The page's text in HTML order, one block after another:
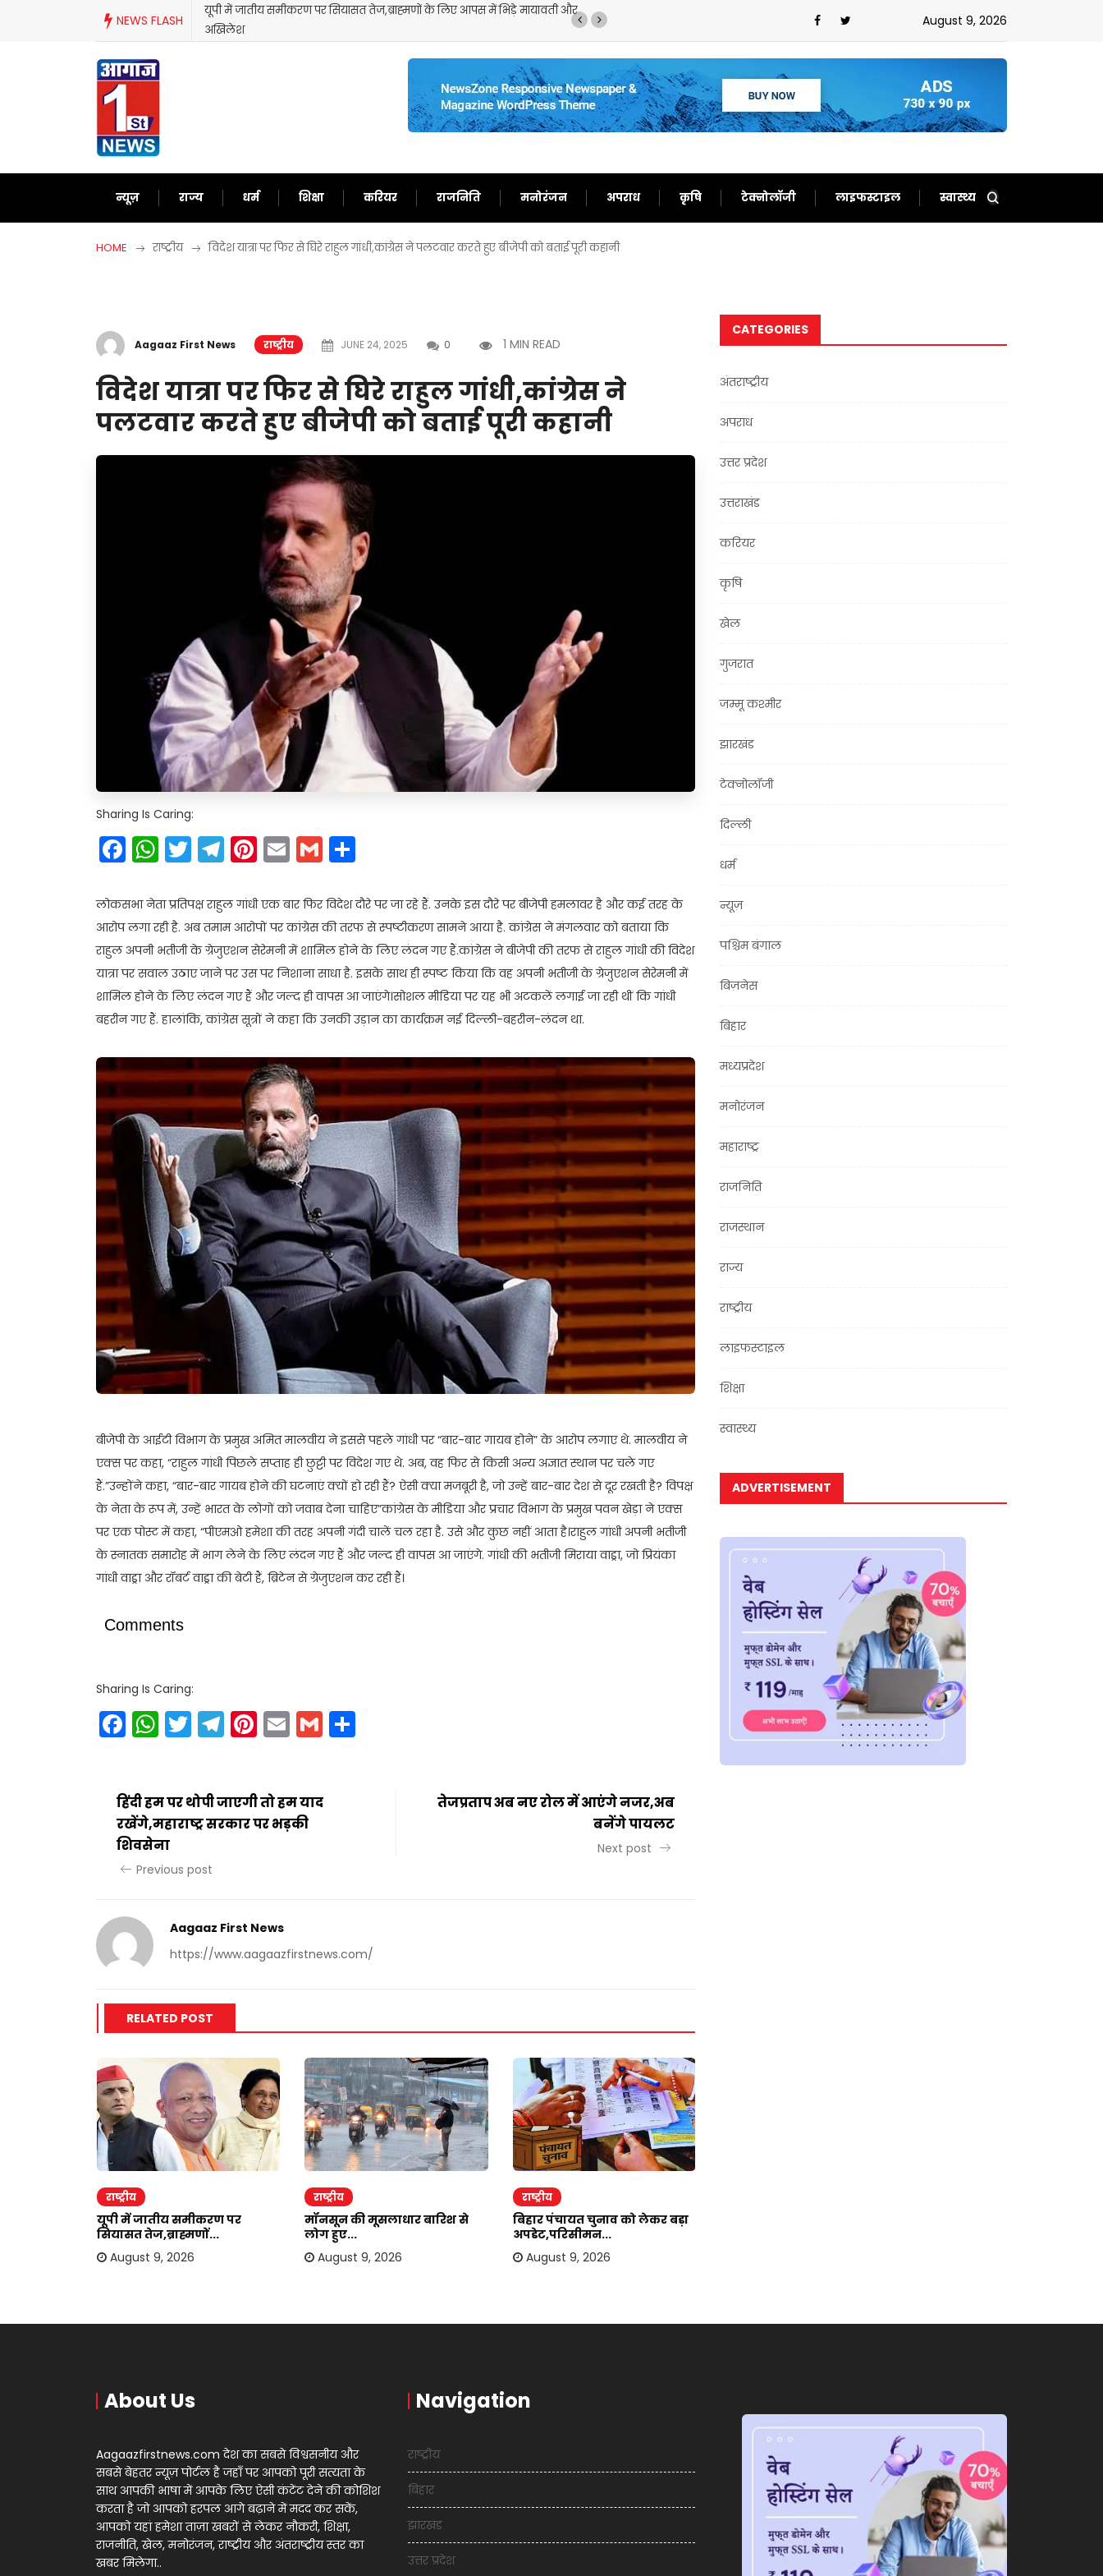
NEWS FLASH
यूपी में जातीय समीकरण पर सियासत तेज,ब्राह्मणों के लिए आपस में भिड़े मायावती और
अखिलेश
August 9, 2026
न्यूज़ राज्य धर्म शिक्षा करियर राजनिति मनोरंजन अपराध कृषि टेक्नोलॉजी लाइफस्टाइल स्वास्थ्य
HOME राष्ट्रीय विदेश यात्रा पर फिर से घिरे राहुल गांधी,कांग्रेस ने पलटवार करते हुए बीजेपी को बताई पूरी कहानी
Aagaaz First News राष्ट्रीय JUNE 24, 2025 0 1 MIN READ
विदेश यात्रा पर फिर से घिरे राहुल गांधी,कांग्रेस ने
पलटवार करते हुए बीजेपी को बताई पूरी कहानी
Sharing Is Caring:
Facebook
WhatsApp
Twitter
Telegram
Pinterest
EmailGmail
लोकसभा नेता प्रतिपक्ष राहुल गांधी एक बार फिर विदेश दौरे पर जा रहे हैं. उनके इस दौरे पर बीजेपी हमलावर है और कई तरह के
आरोप लगा रही है. अब तमाम आरोपों पर कांग्रेस की तरफ से स्पष्टीकरण सामने आया है. कांग्रेस ने मंगलवार को बताया कि
राहुल अपनी भतीजी के ग्रेजुएशन सेरेमनी में शामिल होने के लिए लंदन गए हैं.कांग्रेस ने बीजेपी की तरफ से राहुल गांधी की विदेश
यात्रा पर सवाल उठाए जाने पर उस पर निशाना साधा है. इसके साथ ही स्पष्ट किया कि वह अपनी भतीजी के ग्रेजुएशन सेरेमनी में
शामिल होने के लिए लंदन गए हैं और जल्द ही वापस आ जाएंगे।सोशल मीडिया पर यह भी अटकलें लगाई जा रही थीं कि गांधी
बहरीन गए हैं. हालांकि, कांग्रेस सूत्रों ने कहा कि उनकी उड़ान का कार्यक्रम नई दिल्ली-बहरीन-लंदन था.
बीजेपी के आईटी विभाग के प्रमुख अमित मालवीय ने इससे पहले गांधी पर “बार-बार गायब होने” के आरोप लगाए थे. मालवीय ने
एक्स पर कहा, “राहुल गांधी पिछले सप्ताह ही छुट्टी पर विदेश गए थे. अब, वह फिर से किसी अन्य अज्ञात स्थान पर चले गए
हैं.”उन्होंने कहा, “बार-बार गायब होने की घटनाएं क्यों हो रही हैं? ऐसी क्या मजबूरी है, जो उन्हें बार-बार देश से दूर रखती है? विपक्ष
के नेता के रूप में, उन्हें भारत के लोगों को जवाब देना चाहिए”कांग्रेस के मीडिया और प्रचार विभाग के प्रमुख पवन खेड़ा ने एक्स
पर एक पोस्ट में कहा, “पीएमओ हमेशा की तरह अपनी गंदी चालें चल रहा है. उसे और कुछ नहीं आता है।राहुल गांधी अपनी भतीजी
के स्नातक समारोह में भाग लेने के लिए लंदन गए हैं और जल्द ही वापस आ जाएंगे. गांधी की भतीजी मिराया वाड्रा, जो प्रियंका
गांधी वाड्रा और रॉबर्ट वाड्रा की बेटी हैं, ब्रिटेन से ग्रेजुएशन कर रही हैं।
Comments
Sharing Is Caring:
Facebook
WhatsApp
Twitter
Telegram
Pinterest
EmailGmail
हिंदी हम पर थोपी जाएगी तो हम याद
रखेंगे,महाराष्ट्र सरकार पर भड़की
शिवसेना
Previous post
तेजप्रताप अब नए रोल में आएंगे नजर,अब
बनेंगे पायलट
Next post
Aagaaz First News
https://www.aagaazfirstnews.com/
RELATED POST
राष्ट्रीय
यूपी में जातीय समीकरण पर
सियासत तेज,ब्राह्मणों...
August 9, 2026
राष्ट्रीय
मॉनसून की मूसलाधार बारिश से
लोग हुए...
August 9, 2026
राष्ट्रीय
बिहार पंचायत चुनाव को लेकर बड़ा
अपडेट,परिसीमन...
August 9, 2026
CATEGORIES
अंतराष्ट्रीय
अपराध
उत्तर प्रदेश
उत्तराखंड
करियर
कृषि
खेल
गुजरात
जम्मू कश्मीर
झारखंड
टेक्नोलॉजी
दिल्ली
धर्म
न्यूज़
पश्चिम बंगाल
बिज़नेस
बिहार
मध्यप्रदेश
मनोरंजन
महाराष्ट्र
राजनिति
राजस्थान
राज्य
राष्ट्रीय
लाइफस्टाइल
शिक्षा
स्वास्थ्य
ADVERTISEMENT
About Us
Aagaazfirstnews.com देश का सबसे विश्वसनीय और
सबसे बेहतर न्यूज़ पोर्टल है जहाँ पर आपको पूरी सत्यता के
साथ आपकी भाषा में आपके लिए ऐसी कंटेंट देने की कोशिश
करता है जो आपको हरपल आगे बढ़ाने में मदद कर सकें,
आपको यहां हमेशा ताज़ा खबरों से लेकर नौकरी, शिक्षा,
राजनीति, खेल, मनोरंजन, राष्ट्रीय और अंतराष्ट्रीय स्तर का
खबर मिलेगा..
Navigation
राष्ट्रीय
बिहार
झारखंड
उत्तर प्रदेश